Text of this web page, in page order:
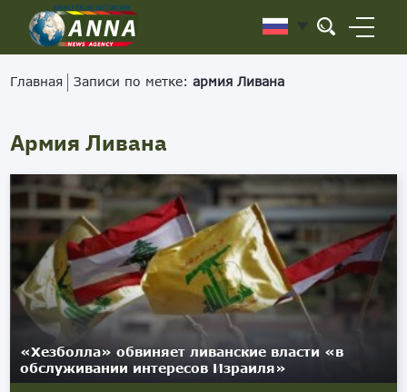
Главная Записи по метке:армия Ливана
Армия Ливана
«Хезболла» обвиняет ливанские власти «в
обслуживании интересов Израиля»